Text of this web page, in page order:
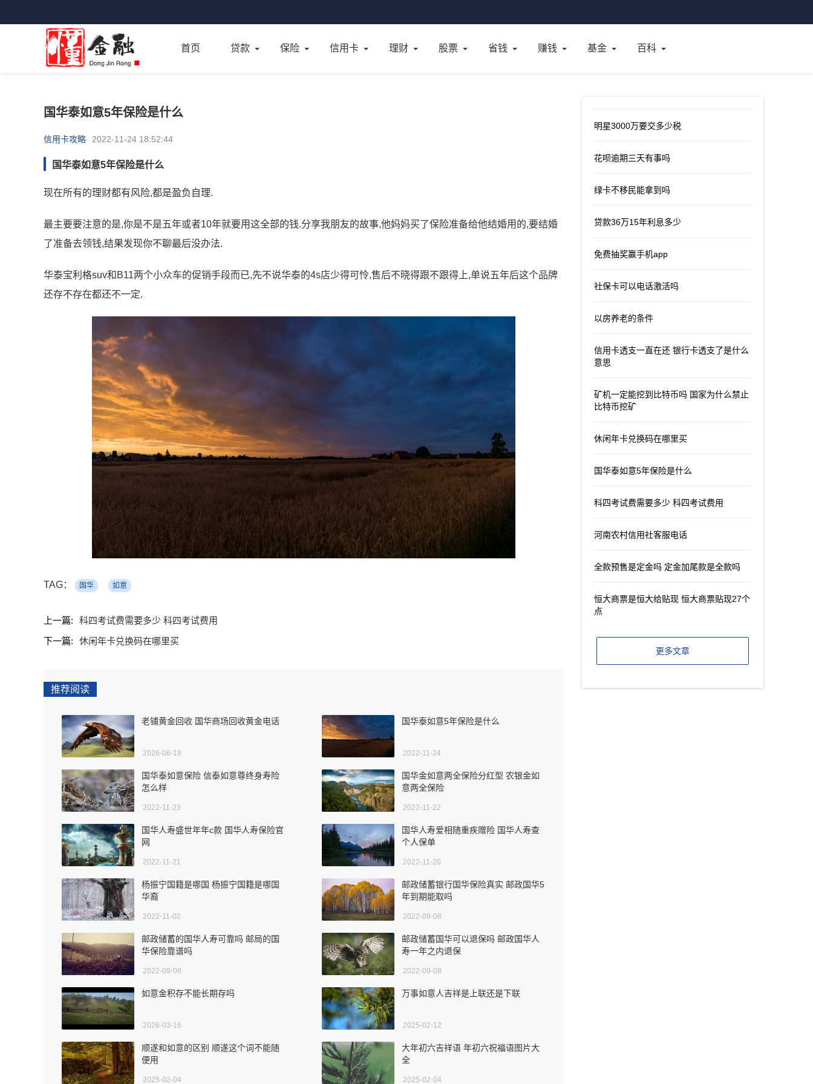
首页 贷款 保险 信用卡 理财 股票 省钱 赚钱 基金 百科
国华泰如意5年保险是什么
信用卡攻略 2022-11-24 18:52:44
国华泰如意5年保险是什么
现在所有的理财都有风险,都是盈负自理.
最主要要注意的是,你是不是五年或者10年就要用这全部的钱.分享我朋友的故事,他妈妈买了保险准备给他结婚用的,要结婚
了准备去领钱,结果发现你不聊最后没办法.
华泰宝利格suv和B11两个小众车的促销手段而已,先不说华泰的4s店少得可怜,售后不晓得跟不跟得上,单说五年后这个品牌
还存不存在都还不一定.
TAG： 国华 如意
上一篇:
科四考试费需要多少 科四考试费用
下一篇:
休闲年卡兑换码在哪里买
推荐阅读
老铺黄金回收 国华商场回收黄金电话
2026-06-18
国华泰如意5年保险是什么
2022-11-24
国华泰如意保险 信泰如意尊终身寿险
怎么样
2022-11-23
国华金如意两全保险分红型 农银金如
意两全保险
2022-11-22
国华人寿盛世年年c款 国华人寿保险官
网
2022-11-21
国华人寿爱相随重疾赠险 国华人寿查
个人保单
2022-11-20
杨振宁国籍是哪国 杨振宁国籍是哪国
华裔
2022-11-02
邮政储蓄银行国华保险真实 邮政国华5
年到期能取吗
2022-09-08
邮政储蓄的国华人寿可靠吗 邮局的国
华保险靠谱吗
2022-09-08
邮政储蓄国华可以退保吗 邮政国华人
寿一年之内退保
2022-09-08
如意金积存不能长期存吗
2026-03-16
万事如意人吉祥是上联还是下联
2025-02-12
顺遂和如意的区别 顺遂这个词不能随
便用
2025-02-04
大年初六吉祥语 年初六祝福语图片大
全
2025-02-04
明星3000万要交多少税
花呗逾期三天有事吗
绿卡不移民能拿到吗
贷款36万15年利息多少
免费抽奖赢手机app
社保卡可以电话激活吗
以房养老的条件
信用卡透支一直在还 银行卡透支了是什么
意思
矿机一定能挖到比特币吗 国家为什么禁止
比特币挖矿
休闲年卡兑换码在哪里买
国华泰如意5年保险是什么
科四考试费需要多少 科四考试费用
河南农村信用社客服电话
全款预售是定金吗 定金加尾款是全款吗
恒大商票是恒大给贴现 恒大商票贴现27个
点
更多文章